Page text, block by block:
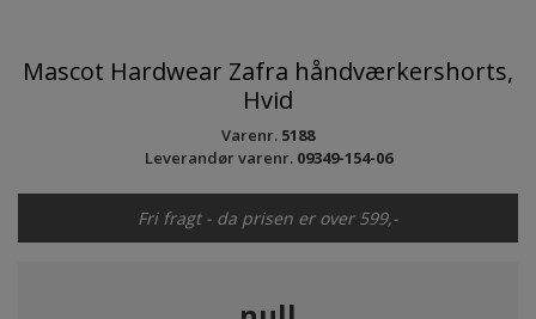
Mascot Hardwear Zafra håndværkershorts,
Hvid
Varenr. 5188
Leverandør varenr. 09349-154-06
Fri fragt - da prisen er over 599,-